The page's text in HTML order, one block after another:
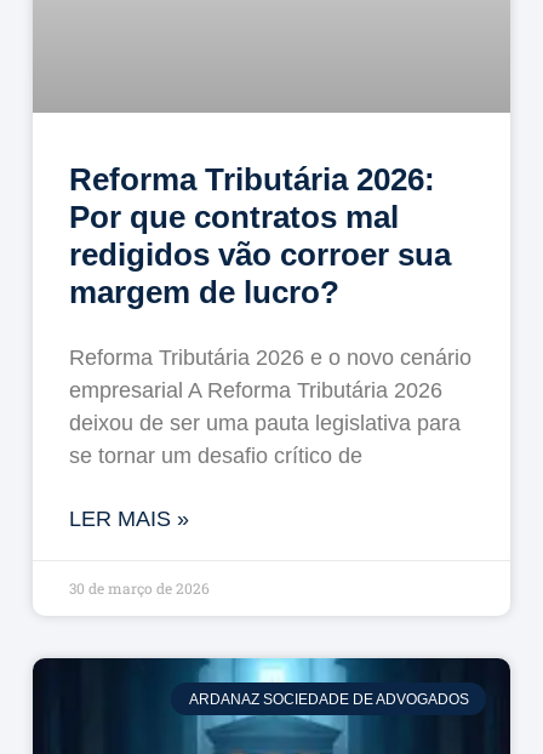
Reforma Tributária 2026:
Por que contratos mal
redigidos vão corroer sua
margem de lucro?
Reforma Tributária 2026 e o novo cenário
empresarial A Reforma Tributária 2026
deixou de ser uma pauta legislativa para
se tornar um desafio crítico de
LER MAIS »
30 de março de 2026
ARDANAZ SOCIEDADE DE ADVOGADOS